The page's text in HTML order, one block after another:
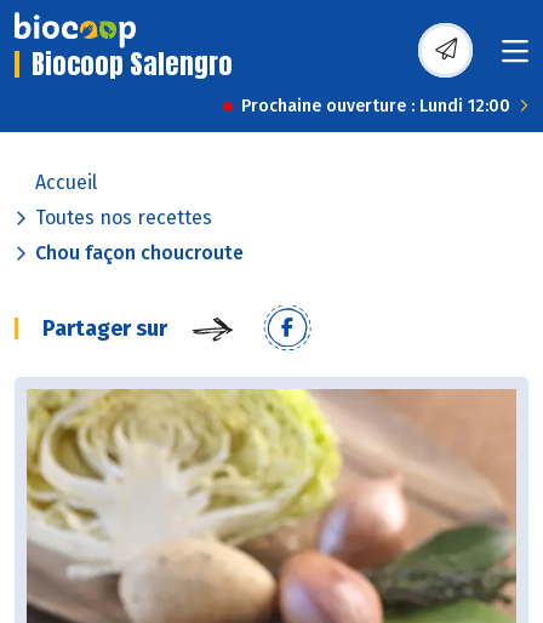
Biocoop Salengro
Prochaine ouverture : Lundi 12:00
Accueil
Toutes nos recettes
Chou façon choucroute
Partager sur